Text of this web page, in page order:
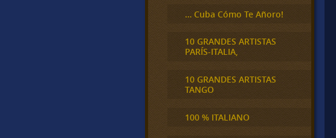
… Cuba Cómo Te Añoro!
10 GRANDES ARTISTAS
PARÍS-ITALIA,
10 GRANDES ARTISTAS
TANGO
100 % ITALIANO